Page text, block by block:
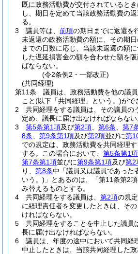
既に政務活動費が交付されていると
し、期日を定めて当該政務活動費の
る。
3
議員等は、 前項の期日までに返還を
未返還の政務活動費の額に、その期
までの日数に応じ、当該未返還の額
した遅延損害金の額を合わせた額を
ばならない。
(令2条例2・一部改正)
(共同経理)
第11条
議員は、政務活動費を他の議
こと(以下「共同経理」という。)がで
2
共同経理をする議員は、その議員の
定め、議長に届け出なければならない
3
第5条第1項及び第2項 第6条 第7
8条
第9条第1項及び第2項並びに第
での規定は、政務活動費を共同経理
する。
この場合において、 第5条第1項
第7条第1項並びに第9条第1項及び第2
り、 第8条中「議員又は議員であった
いう。) 」とあるのは、「第11条第2
み替えるものとする。
4
共同経理をする議員は、 第2項の規
に経理責任者を変更したときは、そ
ければならない。
5
共同経理をすることを中止した議員
長に届け出なければならない。
6
議員は、年度の途中において共同経
中止したときは、当該共同経理した